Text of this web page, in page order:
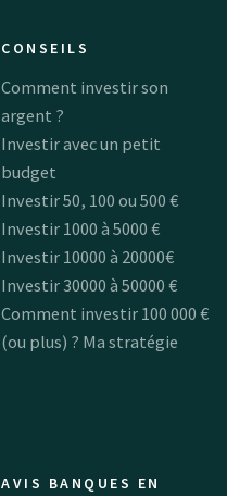
CONSEILS
Comment investir son
argent ?
Investir avec un petit
budget
Investir 50, 100 ou 500 €
Investir 1000 à 5000 €
Investir 10000 à 20000€
Investir 30000 à 50000 €
Comment investir 100 000 €
(ou plus) ? Ma stratégie
AVIS BANQUES EN